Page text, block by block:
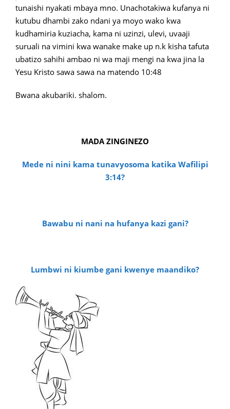
tunaishi nyakati mbaya mno. Unachotakiwa kufanya ni
kutubu dhambi zako ndani ya moyo wako kwa
kudhamiria kuziacha, kama ni uzinzi, ulevi, uvaaji
suruali na vimini kwa wanake make up n.k kisha tafuta
ubatizo sahihi ambao ni wa maji mengi na kwa jina la
Yesu Kristo sawa sawa na matendo 10:48
Bwana akubariki. shalom.
MADA ZINGINEZO
Mede ni nini kama tunavyosoma katika Wafilipi
3:14?
Bawabu ni nani na hufanya kazi gani?
Lumbwi ni kiumbe gani kwenye maandiko?